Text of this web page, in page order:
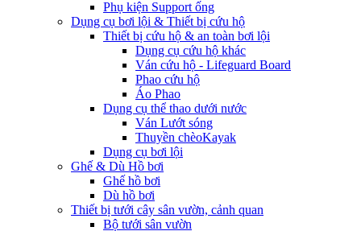
Phụ kiện Support ống
Dụng cụ bơi lội & Thiết bị cứu hộ
Thiết bị cứu hộ & an toàn bơi lội
Dụng cụ cứu hộ khác
Ván cứu hộ - Lifeguard Board
Phao cứu hộ
Áo Phao
Dụng cụ thể thao dưới nước
Ván Lướt sóng
Thuyền chèoKayak
Dụng cụ bơi lội
Ghế & Dù Hồ bơi
Ghế hồ bơi
Dù hồ bơi
Thiết bị tưới cây sân vườn, cảnh quan
Bộ tưới sân vườn